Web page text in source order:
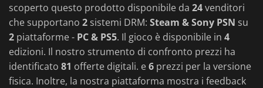
scoperto questo prodotto disponibile da 24venditori
che supportano 2 sistemi DRM: Steam & Sony PSN su
2 piattaforme - PC & PS5. Il gioco è disponibile in 4
edizioni. Il nostro strumento di confronto prezzi ha
identificato 81 offerte digitali. e6 prezzi per la versione
fisica. Inoltre, la nostra piattaforma mostra i feedback